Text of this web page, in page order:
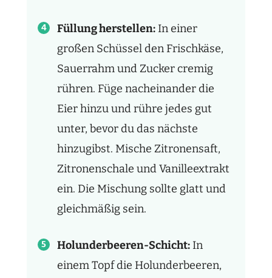
Füllung herstellen: In einer
großen Schüssel den Frischkäse,
Sauerrahm und Zucker cremig
rühren. Füge nacheinander die
Eier hinzu und rühre jedes gut
unter, bevor du das nächste
hinzugibst. Mische Zitronensaft,
Zitronenschale und Vanilleextrakt
ein. Die Mischung sollte glatt und
gleichmäßig sein.
Holunderbeeren-Schicht: In
einem Topf die Holunderbeeren,